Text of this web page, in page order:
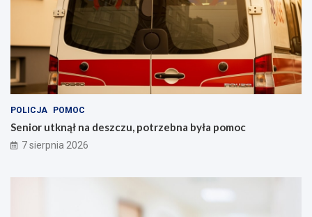
POLICJA POMOC
Senior utknął na deszczu, potrzebna była pomoc
7 sierpnia 2026